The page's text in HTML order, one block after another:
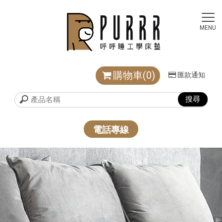
購物車(0) 匯款通知
電話專線